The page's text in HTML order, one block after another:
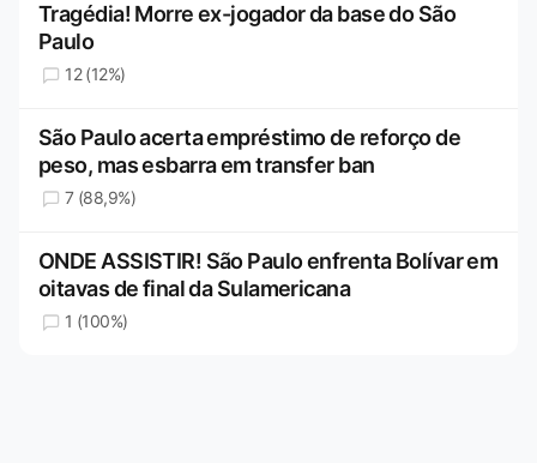
Tragédia! Morre ex-jogador da base do São
Paulo
12 (12%)
São Paulo acerta empréstimo de reforço de
peso, mas esbarra em transfer ban
7 (88,9%)
ONDE ASSISTIR! São Paulo enfrenta Bolívar em
oitavas de final da Sulamericana
1 (100%)